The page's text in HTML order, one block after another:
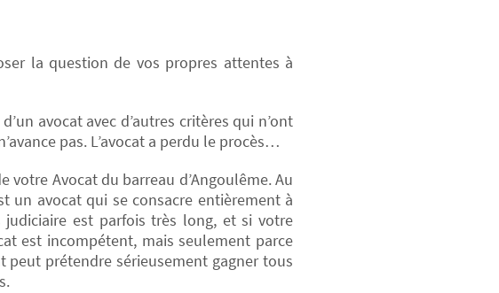
la question de vos propres attentes à
avocat avec d’autres critères qui n’ont
pas. L’avocat a perdu le procès…
votre Avocat du barreau d’Angoulême. Au
un avocat qui se consacre entièrement à
judiciaire est parfois très long, et si votre
est incompétent, mais seulement parce
peut prétendre sérieusement gagner tous